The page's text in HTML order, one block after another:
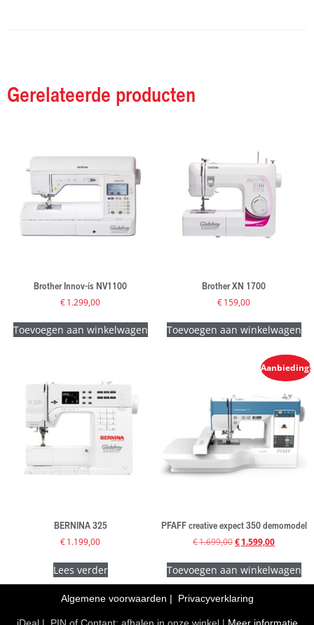
Gerelateerde producten
Brother Innov-ís NV1100
€1.299,00
Toevoegen aan winkelwagen
Brother XN 1700
€159,00
Toevoegen aan winkelwagen
BERNINA 325
€1.199,00
Lees verder
Aanbieding!
PFAFF creative expect 350 demomodel
€1.699,00€1.599,00
Toevoegen aan winkelwagen
Algemene voorwaarden | Privacyverklaring